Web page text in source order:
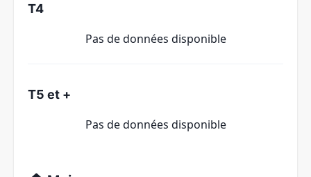
T4
Pas de données disponible
T5 et +
Pas de données disponible